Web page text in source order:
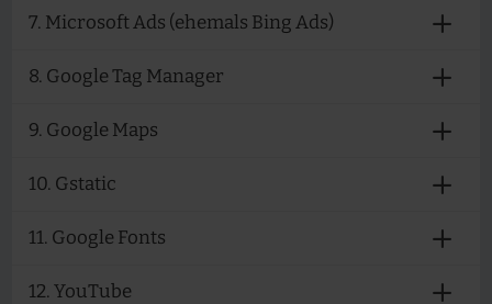
7. Microsoft Ads (ehemals Bing Ads)
8. Google Tag Manager
9. Google Maps
10. Gstatic
11. Google Fonts
12. YouTube